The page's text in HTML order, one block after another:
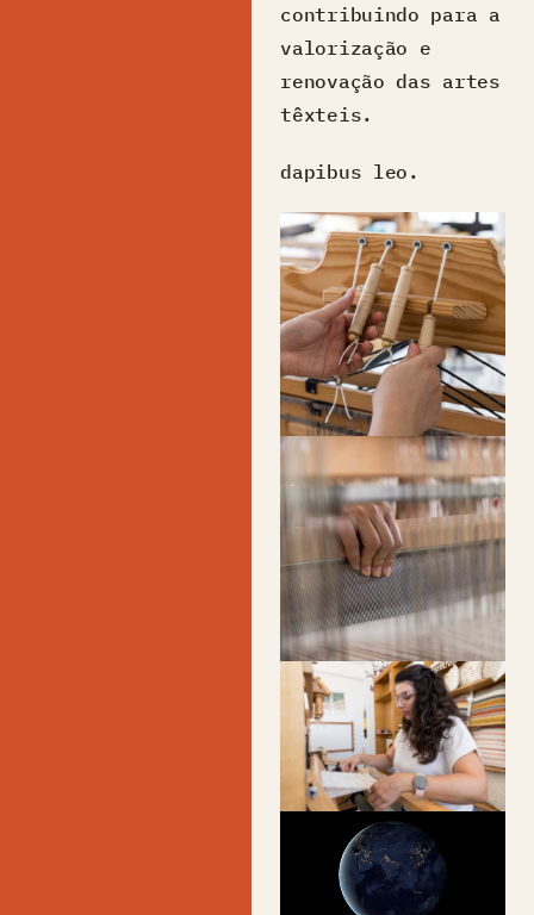
contribuindo para a
valorização e
renovação das artes
têxteis.
dapibus leo.